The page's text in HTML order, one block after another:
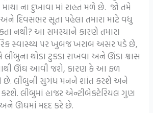
ના દુખાવા માં રાહત મળે છે. જો તમે
દિવસભર સૂતા પહેલા તમારા માટે વધુ
નથી? આ સમસ્યાને કારણે તમારા
સ્વાસ્થ્ય પર ખુબજ ખરાબ અસર પડે છે,
થોડા ટુકડા રાખવા અને ઊંડા શ્વાસ
ઊંઘ આવી જશે, કારણ કે આ ફળ
લીંબુની સુગંધ મનને શાંત કરશે અને
લીંબુમાં હાજર એન્ટીબેક્ટેરિયલ ગુણ
ઊંઘમાં મદદ કરે છે.